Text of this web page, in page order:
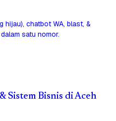
hijau), chatbot WA, blast, &
satu nomor.
Sistem Bisnis di Aceh